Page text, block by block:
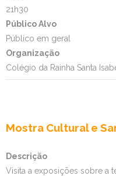
21h30
Público Alvo
Público em geral
Organização
Colégio da Rainha Santa
Mostra Cultural e
Descrição
Visita a exposições sobre a